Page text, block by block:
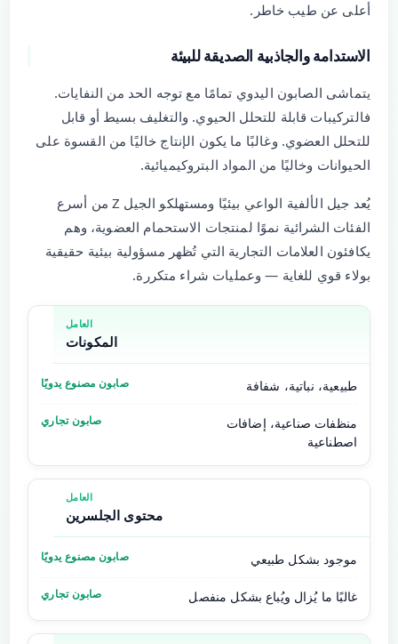
أعلى عن طيب خاطر.
الاستدامة والجاذبية الصديقة للبيئة
يتماشى الصابون اليدوي تمامًا مع توجه الحد من النفايات.
فالتركيبات قابلة للتحلل الحيوي. والتغليف بسيط أو قابل
للتحلل العضوي. وغالبًا ما يكون الإنتاج خاليًا من القسوة على
الحيوانات وخاليًا من المواد البتروكيميائية.
يُعد جيل الألفية الواعي بيئيًا ومستهلكو الجيل Z من أسرع
الفئات الشرائية نموًا لمنتجات الاستحمام العضوية، وهم
يكافئون العلامات التجارية التي تُظهر مسؤولية بيئية حقيقية
بولاء قوي للغاية — وعمليات شراء متكررة.
المكونات
طبيعية، نباتية، شفافة
منظفات صناعية، إضافات
اصطناعية
محتوى الجلسرين
موجود بشكل طبيعي
غالبًا ما يُزال ويُباع بشكل منفصل